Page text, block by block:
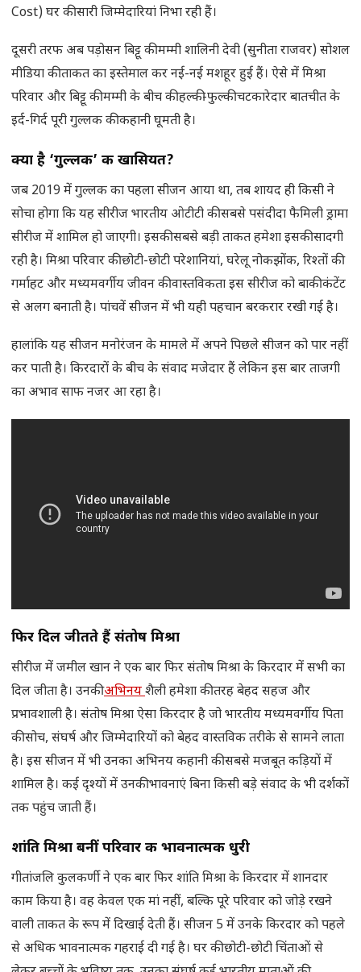
Cost) घर की सारी जिम्मेदारियां निभा रही हैं।
दूसरी तरफ अब पड़ोसन बिट्टू की मम्मी शालिनी देवी (सुनीता राजवर) सोशल
मीडिया की ताकत का इस्तेमाल कर नई-नई मशहूर हुई हैं। ऐसे में मिश्रा
परिवार और बिट्टू की मम्मी के बीच की हल्की-फुल्की चटकारेदार बातचीत के
इर्द-गिर्द पूरी गुल्लक की कहानी घूमती है।
क्या है ‘गुल्लक’ की खासियत?
जब 2019 में गुल्लक का पहला सीजन आया था, तब शायद ही किसी ने
सोचा होगा कि यह सीरीज भारतीय ओटीटी की सबसे पसंदीदा फैमिली ड्रामा
सीरीज में शामिल हो जाएगी। इसकी सबसे बड़ी ताकत हमेशा इसकी सादगी
रही है। मिश्रा परिवार की छोटी-छोटी परेशानियां, घरेलू नोकझोंक, रिश्तों की
गर्माहट और मध्यमवर्गीय जीवन की वास्तविकता इस सीरीज को बाकी कंटेंट
से अलग बनाती है। पांचवें सीजन में भी यही पहचान बरकरार रखी गई है।
हालांकि यह सीजन मनोरंजन के मामले में अपने पिछले सीजन को पार नहीं
कर पाती है। किरदारों के बीच के संवाद मजेदार हैं लेकिन इस बार ताजगी
का अभाव साफ नजर आ रहा है।
फिर दिल जीतते हैं संतोष मिश्रा
सीरीज में जमील खान ने एक बार फिर संतोष मिश्रा के किरदार में सभी का
दिल जीता है। उनकीअभिनयशैली हमेशा की तरह बेहद सहज और
प्रभावशाली है। संतोष मिश्रा ऐसा किरदार है जो भारतीय मध्यमवर्गीय पिता
की सोच, संघर्ष और जिम्मेदारियों को बेहद वास्तविक तरीके से सामने लाता
है। इस सीजन में भी उनका अभिनय कहानी की सबसे मजबूत कड़ियों में
शामिल है। कई दृश्यों में उनकी भावनाएं बिना किसी बड़े संवाद के भी दर्शकों
तक पहुंच जाती हैं।
शांति मिश्रा बनीं परिवार की भावनात्मक धुरी
गीतांजलि कुलकर्णी ने एक बार फिर शांति मिश्रा के किरदार में शानदार
काम किया है। वह केवल एक मां नहीं, बल्कि पूरे परिवार को जोड़े रखने
वाली ताकत के रूप में दिखाई देती हैं। सीजन 5 में उनके किरदार को पहले
से अधिक भावनात्मक गहराई दी गई है। घर की छोटी-छोटी चिंताओं से